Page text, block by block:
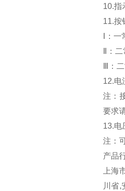
10.指
11.按
Ⅰ：
Ⅱ：
Ⅲ：
12.电
注：
要求
13.电
注：
产品
上海
川省,